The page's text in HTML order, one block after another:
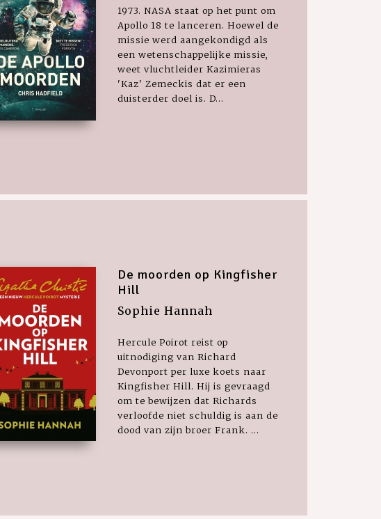
1973. NASA staat op het punt om
Apollo 18 te lanceren. Hoewel de
missie werd aangekondigd als
een wetenschappelijke missie,
weet vluchtleider Kazimieras
'Kaz' Zemeckis dat er een
duisterder doel is. D...
De moorden op Kingfisher
Hill
Sophie Hannah
Hercule Poirot reist op
uitnodiging van Richard
Devonport per luxe koets naar
Kingfisher Hill. Hij is gevraagd
om te bewijzen dat Richards
verloofde niet schuldig is aan de
dood van zijn broer Frank. ...